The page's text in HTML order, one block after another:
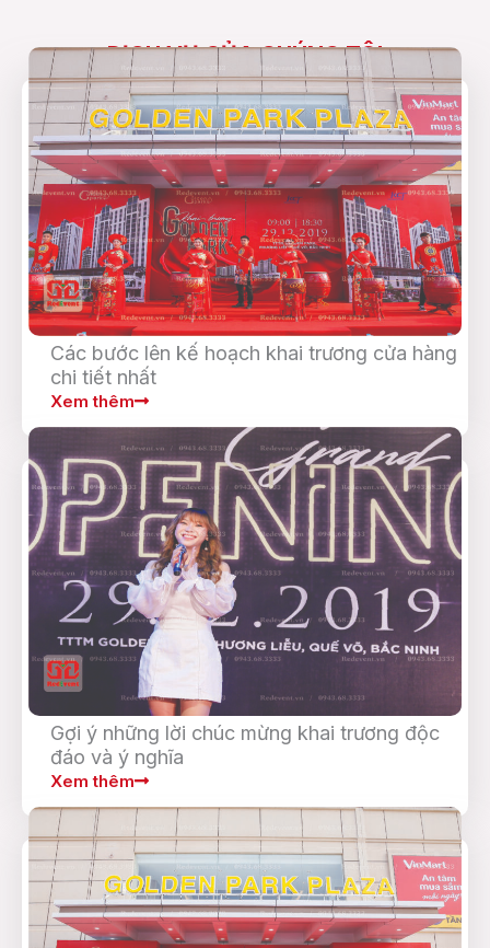
DỊCH VỤ CỦA CHÚNG TÔI
Các bước lên kế hoạch khai trương cửa hàng
chi tiết nhất
Xem thêm
Gợi ý những lời chúc mừng khai trương độc
đáo và ý nghĩa
Xem thêm